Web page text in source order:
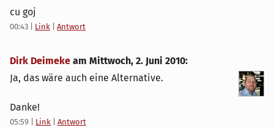
cu goj
00:43 Link Antwort
Dirk Deimeke am Mittwoch, 2. Juni 2010:
Ja, das wäre auch eine Alternative.
Danke!
05:59 Link Antwort